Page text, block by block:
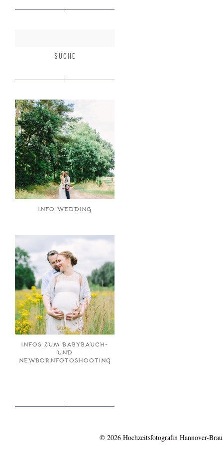
INFO WEDDING
INFOS ZUM BABYBAUCH-
UND
NEWBORNFOTOSHOOTING
© 2026 Hochzeitsfotografin Hannover-